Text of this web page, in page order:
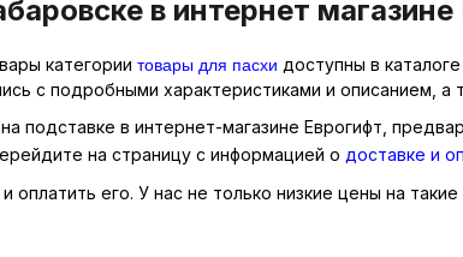
в интернет магазине
категории товары для пасхи доступны в
с подробными характеристиками и описанием,
подставке в интернет-магазине Еврогифт,
на страницу с информацией о доставке и
оплатить его. У нас не только низкие цены на